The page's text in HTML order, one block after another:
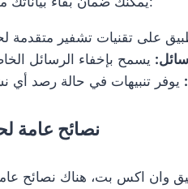
نصائح عامة
وان اكس بت، هناك نصائح عامة